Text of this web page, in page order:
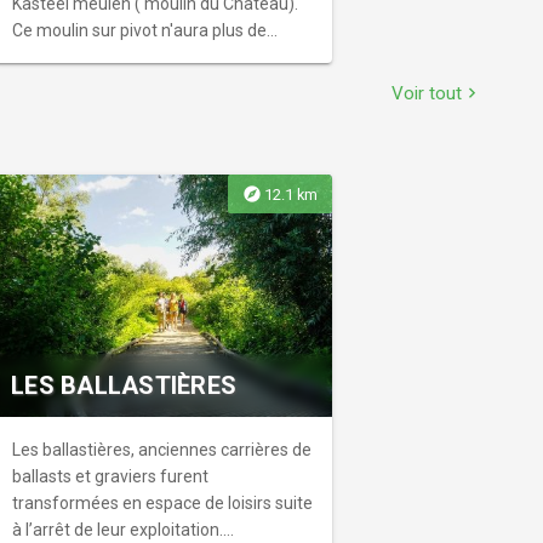
Ce moulin sur pivot n'aura plus de
Voir tout chevron_right
explore 12.1 km
LES BALLASTIÈRES
Les ballastières, anciennes carrières de
ballasts et graviers furent
transformées en espace de loisirs suite
à l’arrêt de leur exploitation.